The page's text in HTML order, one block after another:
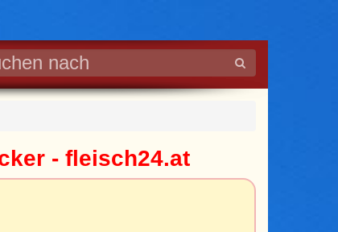
- fleisch24.at